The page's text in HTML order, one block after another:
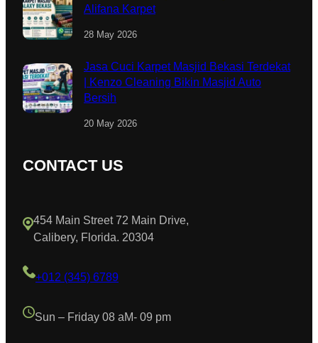
Alifana Karpet
28 May 2026
Jasa Cuci Karpet Masjid Bekasi Terdekat
| Kenzo Cleaning Bikin Masjid Auto
Bersih
20 May 2026
CONTACT US
454 Main Street 72 Main Drive,
Calibery, Florida. 20304
+012 (345) 6789
Sun – Friday 08 aM- 09 pm